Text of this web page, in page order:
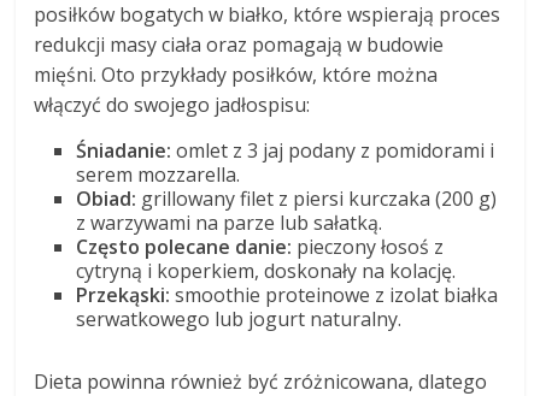
posiłków bogatych w białko, które wspierają proces
redukcji masy ciała oraz pomagają w budowie
mięśni. Oto przykłady posiłków, które można
włączyć do swojego jadłospisu:
Śniadanie: omlet z 3 jaj podany z pomidorami i
serem mozzarella.
Obiad: grillowany filet z piersi kurczaka (200 g)
z warzywami na parze lub sałatką.
Często polecane danie: pieczony łosoś z
cytryną i koperkiem, doskonały na kolację.
Przekąski: smoothie proteinowe z izolat białka
serwatkowego lub jogurt naturalny.
Dieta powinna również być zróżnicowana, dlatego